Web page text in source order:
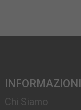
INFORMAZIONI
Chi Siamo